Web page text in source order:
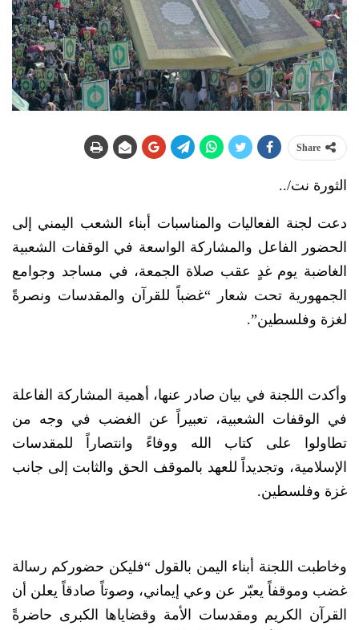
Share
الثورة نت/..
دعت لجنة الفعاليات والمناسبات أبناء الشعب اليمني إلى
الحضور الفاعل والمشاركة الواسعة في الوقفات الشعبية
الغاضبة يوم غدٍ عقب صلاة الجمعة، في مساجد وجوامع
الجمهورية تحت شعار “غضباً للقرآن والمقدسات ونصرةً
لغزة وفلسطين”.
وأكدت اللجنة في بيان صادر عنها، أهمية المشاركة الفاعلة
في الوقفات الشعبية، تعبيراً عن الغضب في وجه من
تطاولوا على كتاب الله ووفاءً وانتصاراً للمقدسات
الإسلامية، وتجديداً للعهد بالموقف الحق والثابت إلى جانب
غزة وفلسطين.
وخاطبت اللجنة أبناء اليمن بالقول “فليكن حضوركم رسالة
غضب وموقفاً يعبّر عن وعي إيماني، وصوتاً صادقاً يعلن أن
القرآن الكريم ومقدسات الأمة وقضاياها الكبرى حاضرةً